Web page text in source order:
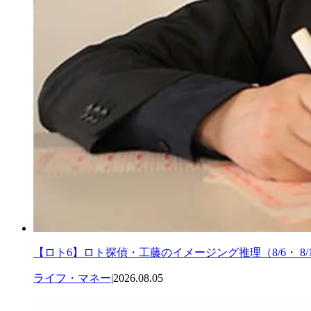
【ロト6】ロト探偵・工藤のイメージング推理（8/6・ 8/
ライフ・マネー|2026.08.05